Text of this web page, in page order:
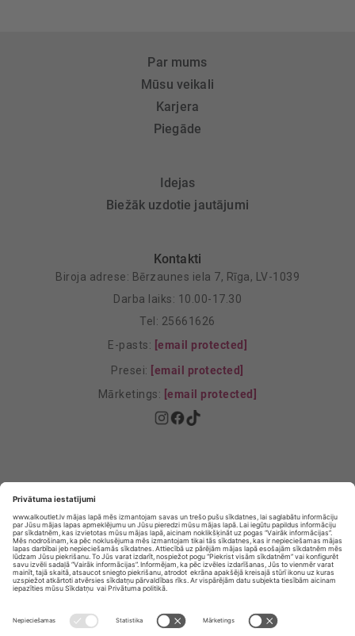
Par mums
Mūsu veikali
Karjera
Piegāde
Idejas
Biežāk uzdotie jautājumi
Kontakti
Biroja adrese: Bērzaunes iela 7, Rīga, LV-1039
Darba laiks: 10.00-17.30
Tel: 25661626
E-pasts: [email protected]
Presei: [email protected]
Mārketings: [email protected]
Privātuma Iestatījumi
E-veikala lietošanas noteikumi